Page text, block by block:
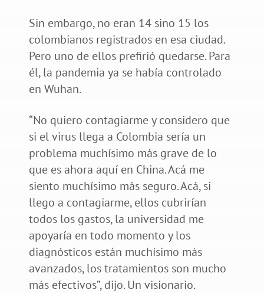
Sin embargo, no eran 14 sino 15 los
colombianos registrados en esa ciudad.
Pero uno de ellos prefirió quedarse. Para
él, la pandemia ya se había controlado
en Wuhan.
“No quiero contagiarme y considero que
si el virus llega a Colombia sería un
problema muchísimo más grave de lo
que es ahora aquí en China. Acá me
siento muchísimo más seguro. Acá, si
llego a contagiarme, ellos cubrirían
todos los gastos, la universidad me
apoyaría en todo momento y los
diagnósticos están muchísimo más
avanzados, los tratamientos son mucho
más efectivos”, dijo. Un visionario.